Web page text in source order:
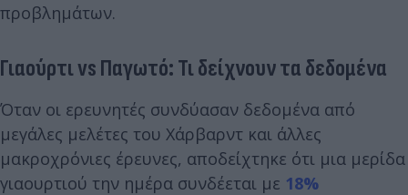
προβλημάτων.
Γιαούρτι vs Παγωτό: Τι δείχνουν τα δεδομένα
Όταν οι ερευνητές συνδύασαν δεδομένα από
μεγάλες μελέτες του Χάρβαρντ και άλλες
μακροχρόνιες έρευνες, αποδείχτηκε ότι μια μερίδα
γιαουρτιού την ημέρα συνδέεται με 18%